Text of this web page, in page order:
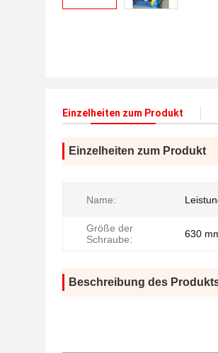
Einzelheiten zum Produkt
Einzelheiten zum Produkt
Name:
Größe der
Schraube:
630
Beschreibung des